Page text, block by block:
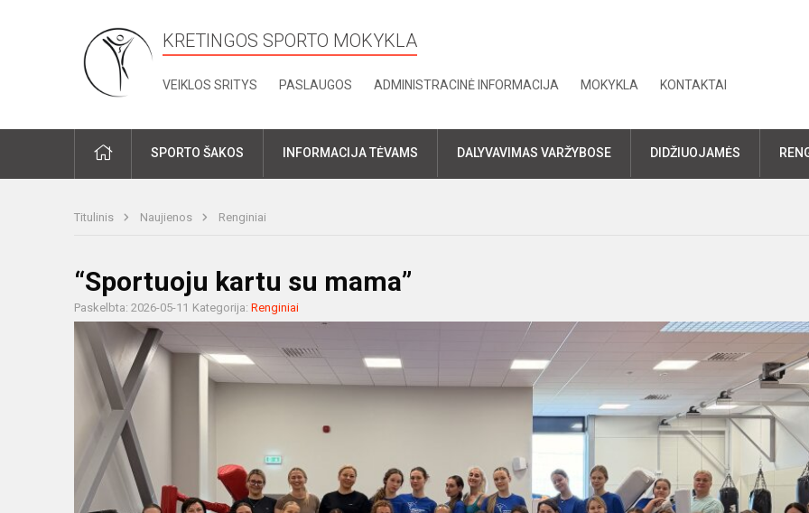
KRETINGOS SPORTO MOKYKLA
VEIKLOS SRITYS PASLAUGOS ADMINISTRACINĖ INFORMACIJA MOKYKLA KONTAKTAI
PRADŽIASPORTO ŠAKOS INFORMACIJA TĖVAMS DALYVAVIMAS VARŽYBOSE DIDŽIUOJAMĖS
Titulinis Naujienos Renginiai
“Sportuoju kartu su mama”
Paskelbta: 2026-05-11 Kategorija: Renginiai